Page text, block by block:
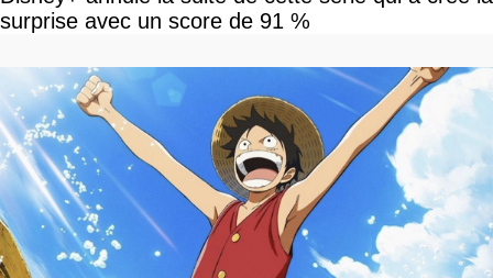
surprise avec un score de 91 %